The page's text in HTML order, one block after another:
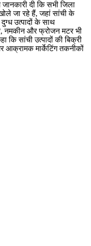
दी कि सभी जिला
जा रहे हैं, जहां सांची के
उत्पादों के साथ
नमकीन और फ्रोजन मटर भी
कि सांची उत्पादों की बिक्री
आक्रामक मार्केटिंग तकनीकों